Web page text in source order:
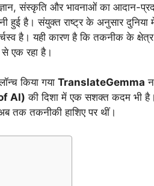
संस्कृति और भावनाओं का आदान-
हुई है। संयुक्त राष्ट्र के अनुसार
है। यही कारण है कि तकनीक के
एक रहा है।
किया गया TranslateGemma
AI) की दिशा में एक सशक्त कदम भी
तक तकनीकी हाशिए पर थीं।